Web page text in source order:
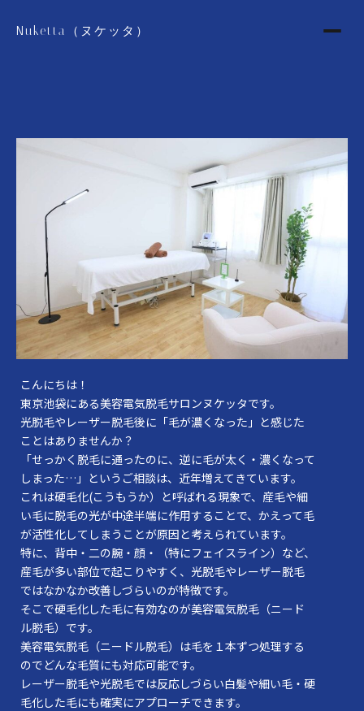
Nuketta（ヌケッタ）
こんにちは！
東京池袋にある美容電気脱毛サロンヌケッタです。
光脱毛やレーザー脱毛後に「毛が濃くなった」と感じた
ことはありませんか？
「せっかく脱毛に通ったのに、逆に毛が太く・濃くなって
しまった…」というご相談は、近年増えてきています。
これは硬毛化(こうもうか）と呼ばれる現象で、産毛や細
い毛に脱毛の光が中途半端に作用することで、かえって毛
が活性化してしまうことが原因と考えられています。
特に、背中・二の腕・顔・（特にフェイスライン）など、
産毛が多い部位で起こりやすく、光脱毛やレーザー脱毛
ではなかなか改善しづらいのが特徴です。
そこで硬毛化した毛に有効なのが美容電気脱毛（ニード
ル脱毛）です。
美容電気脱毛（ニードル脱毛）は毛を１本ずつ処理する
のでどんな毛質にも対応可能です。
レーザー脱毛や光脱毛では反応しづらい白髪や細い毛・硬
毛化した毛にも確実にアプローチできます。